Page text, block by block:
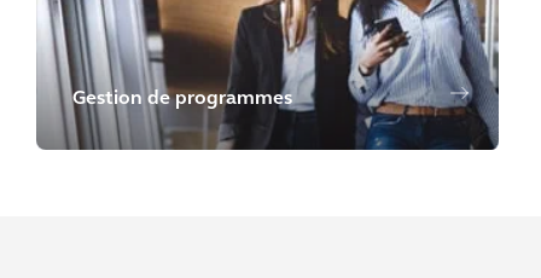
Gestion de programmes